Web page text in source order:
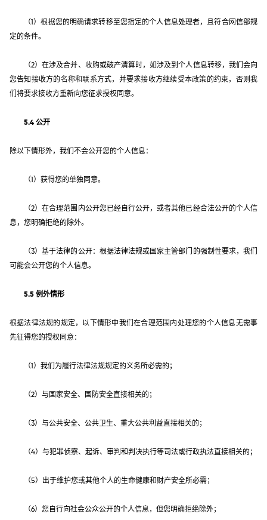
（1）根据您的明确请求转移至您指定的个人信息处理者，且符合网信部规
定的条件。
（2）在涉及合并、收购或破产清算时，如涉及到个人信息转移，我们会向
您告知接收方的名称和联系方式，并要求接收方继续受本政策的约束，否则我
们将要求接收方重新向您征求授权同意。
5.4 公开
除以下情形外，我们不会公开您的个人信息：
（1）获得您的单独同意。
（2）在合理范围内公开您已经自行公开，或者其他已经合法公开的个人信
息，您明确拒绝的除外。
（3）基于法律的公开：根据法律法规或国家主管部门的强制性要求，我们
可能会公开您的个人信息。
5.5 例外情形
根据法律法规的规定，以下情形中我们在合理范围内处理您的个人信息无需事
先征得您的授权同意：
（1）我们为履行法律法规规定的义务所必需的；
（2）与国家安全、国防安全直接相关的；
（3）与公共安全、公共卫生、重大公共利益直接相关的；
（4）与犯罪侦察、起诉、审判和判决执行等司法或行政执法直接相关的；
（5）出于维护您或其他个人的生命健康和财产安全所必需；
（6）您自行向社会公众公开的个人信息，但您明确拒绝除外；